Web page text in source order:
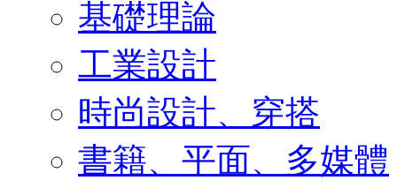
基礎理論
工業設計
時尚設計、穿搭
書籍、平面、多媒體